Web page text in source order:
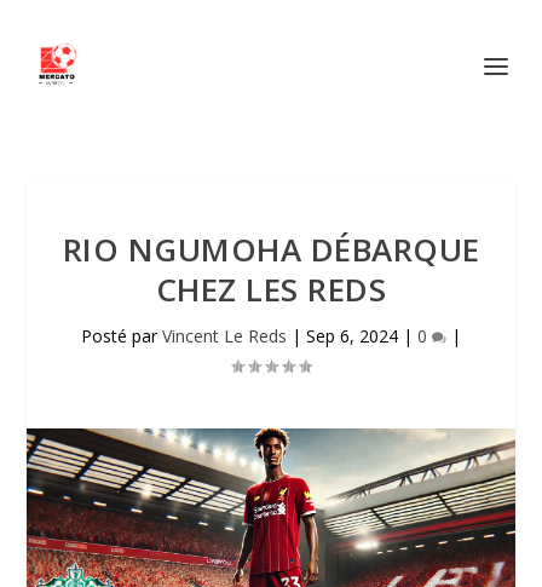
RIO NGUMOHA DÉBARQUE
CHEZ LES REDS
Posté parVincent Le Reds | Sep 6, 2024 | 0 |